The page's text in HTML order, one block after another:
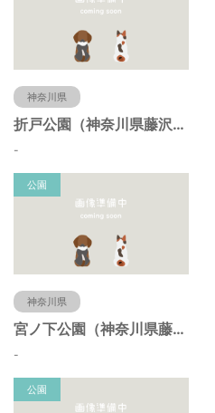
神奈川県
折戸公園（神奈川県藤沢市）
-
公園
神奈川県
宮ノ下公園（神奈川県藤沢市）
-
公園